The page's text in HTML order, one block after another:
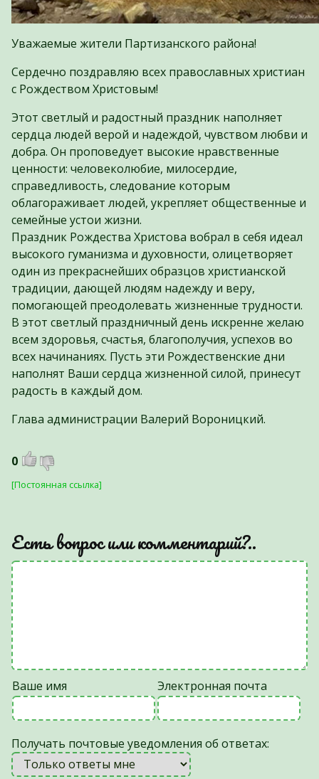
Уважаемые жители Партизанского района!
Сердечно поздравляю всех православных христиан
с Рождеством Христовым!
Этот светлый и радостный праздник наполняет
сердца людей верой и надеждой, чувством любви и
добра. Он проповедует высокие нравственные
ценности: человеколюбие, милосердие,
справедливость, следование которым
облагораживает людей, укрепляет общественные и
семейные устои жизни.
Праздник Рождества Христова вобрал в себя идеал
высокого гуманизма и духовности, олицетворяет
один из прекраснейших образцов христианской
традиции, дающей людям надежду и веру,
помогающей преодолевать жизненные трудности.
В этот светлый праздничный день искренне желаю
всем здоровья, счастья, благополучия, успехов во
всех начинаниях. Пусть эти Рождественские дни
наполнят Ваши сердца жизненной силой, принесут
радость в каждый дом.
Глава администрации Валерий Вороницкий.
0
[Постоянная ссылка]
Есть вопрос или комментарий?..
Ваше имя Электронная почта
Получать почтовые уведомления об ответах: